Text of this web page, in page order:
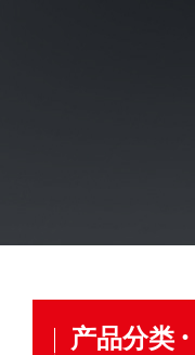
产品分类 ·